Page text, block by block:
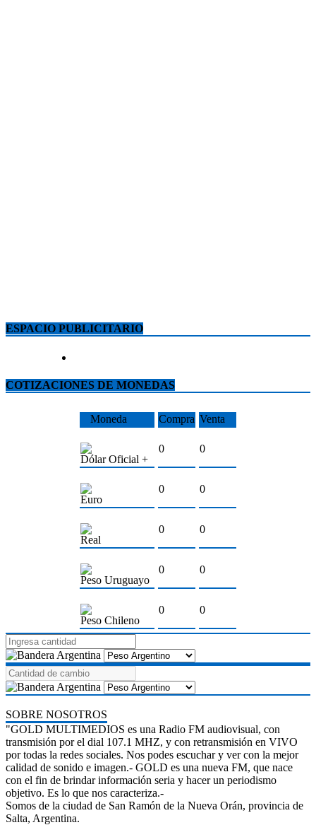
ESPACIO PUBLICITARIO
COTIZACIONES DE MONEDAS
Moneda Compra Venta
Dólar Oficial +
0 0
Euro
0 0
Real
0 0
Peso Uruguayo
0 0
Peso Chileno
0 0
SOBRE NOSOTROS
"GOLD MULTIMEDIOS es una Radio FM audiovisual, con
transmisión por el dial 107.1 MHZ, y con retransmisión en VIVO
por todas la redes sociales. Nos podes escuchar y ver con la mejor
calidad de sonido e imagen.- GOLD es una nueva FM, que nace
con el fin de brindar información seria y hacer un periodismo
objetivo. Es lo que nos caracteriza.-
Somos de la ciudad de San Ramón de la Nueva Orán, provincia de
Salta, Argentina.